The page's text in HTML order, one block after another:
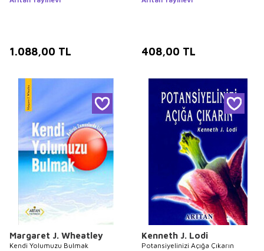
1.088,00 TL 408,00 TL
Margaret J. Wheatley
Kendi Yolumuzu Bulmak
Kenneth J. Lodi
Potansiyelinizi Açığa Çıkarın